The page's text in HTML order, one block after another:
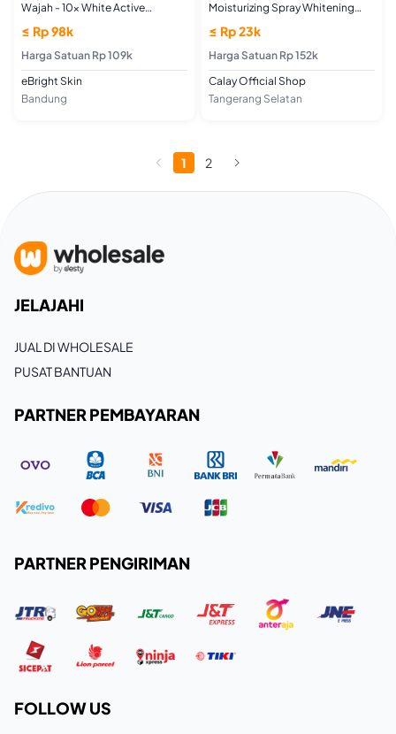
Wajah - 10x White Active
Brightening Gel 30gr
≤ Rp 98k
Harga Satuan Rp 109k
eBright Skin
Bandung
Moisturizing Spray Whitening
150ml Pemutih Kulit Menghidrasi
dan Melembabkan
≤ Rp 23k
Harga Satuan Rp 152k
Calay Official Shop
Tangerang Selatan
1 2
JELAJAHI
JUAL DI WHOLESALE
PUSAT BANTUAN
PARTNER PEMBAYARAN
PARTNER PENGIRIMAN
FOLLOW US